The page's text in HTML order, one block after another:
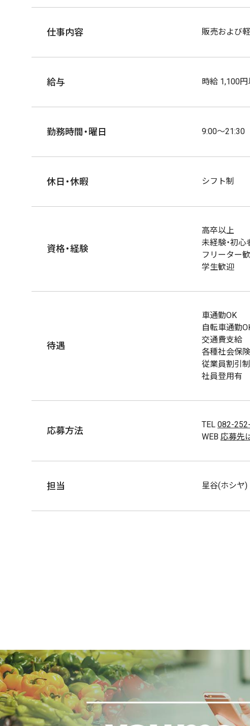
仕事内容 販売および
給与 時給 1,100円
勤務時間・曜日 9:00～
休日・休暇 シフト制
資格・経験
高卒以上
未経験・初心
フリーター
学生歓迎
待遇
車通勤OK
自転車通勤
交通費支給
各種社会保
従業員割引
社員登用有
応募方法
TEL 082-
WEB 応募先
担当 星谷(ホシヤ)